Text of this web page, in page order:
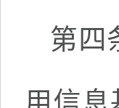
第四